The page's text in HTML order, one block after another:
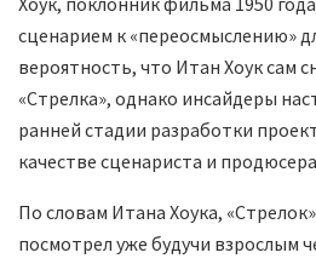
сценарием к «переосмыслению»
вероятность, что Итан Хоук сам
«Стрелка», однако инсайдеры
ранней стадии разработки
качестве сценариста и
По словам Итана Хоука,
посмотрел уже будучи взрослым